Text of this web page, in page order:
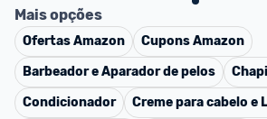
Mais opções
OfertasAmazon CuponsAmazon
Barbeador e Aparador de pelos
Condicionador
Creme para cabelo e